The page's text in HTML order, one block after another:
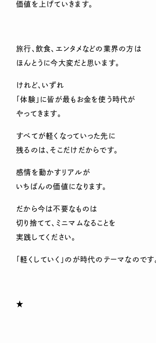
価値を上げていきます。
旅行、飲食、エンタメなどの業界の方は
ほんとうに今大変だと思います。
けれど、いずれ
「体験」に皆が最もお金を使う時代が
やってきます。
すべてが軽くなっていった先に
残るのは、そこだけだからです。
感情を動かすリアルが
いちばんの価値になります。
だから今は不要なものは
切り捨てて、ミニマムなることを
実践してください。
「軽くしていく」のが時代のテーマなのです
★